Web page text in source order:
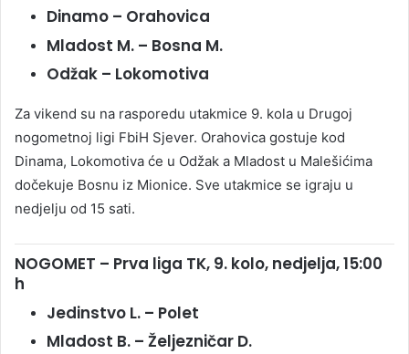
Dinamo – Orahovica
Mladost M. – Bosna M.
Odžak – Lokomotiva
Za vikend su na rasporedu utakmice 9. kola u Drugoj
nogometnoj ligi FbiH Sjever. Orahovica gostuje kod
Dinama, Lokomotiva će u Odžak a Mladost u Malešićima
dočekuje Bosnu iz Mionice. Sve utakmice se igraju u
nedjelju od 15 sati.
NOGOMET – Prva liga TK, 9. kolo, nedjelja, 15:00
h
Jedinstvo L. – Polet
Mladost B. – Željezničar D.